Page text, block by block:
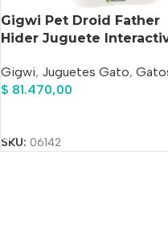
Gigwi Pet Droid Father
Hider Juguete
Gigwi, Juguetes Gato,
$ 81.470,00
SKU: 06142